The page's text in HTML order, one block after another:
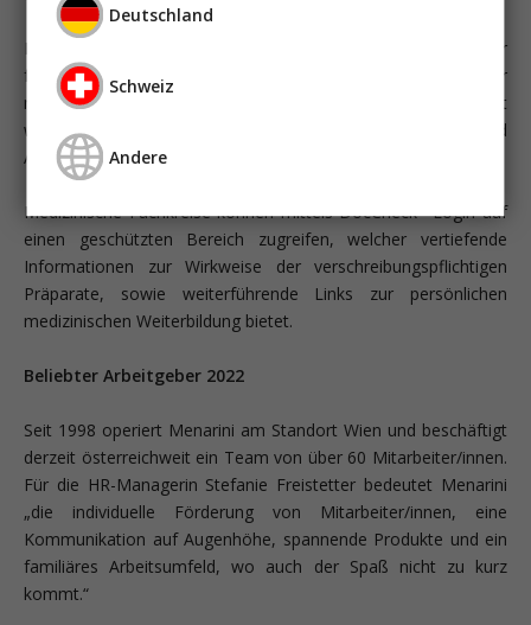
Im Bereich der Lungenerkrankungen ist Menarini einer der
führenden Anbieter von Therapeutika und bietet daher auf der
neuen Website einen kostenfreien Downloadbereich mit
wertvollen Patienteninformationen zum Thema COPD und
Asthma an.
Medizinische Fachkreise können mittels DocCheck -Login auf
einen geschützten Bereich zugreifen, welcher vertiefende
Informationen zur Wirkweise der verschreibungspflichtigen
Präparate, sowie weiterführende Links zur persönlichen
medizinischen Weiterbildung bietet.
Beliebter Arbeitgeber 2022
Seit 1998 operiert Menarini am Standort Wien und beschäftigt
derzeit österreichweit ein Team von über 60 Mitarbeiter/innen.
Für die HR-Managerin Stefanie Freistetter bedeutet Menarini
„die individuelle Förderung von Mitarbeiter/innen, eine
Kommunikation auf Augenhöhe, spannende Produkte und ein
familiäres Arbeitsumfeld, wo auch der Spaß nicht zu kurz
kommt.“
Deutschland
Schweiz
Andere